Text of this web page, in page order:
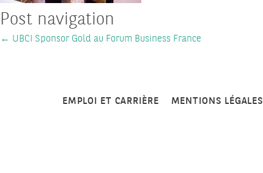
Post navigation
← UBCI Sponsor Gold au Forum Business France
EMPLOI ET CARRIÈRE MENTIONS LÉGALES